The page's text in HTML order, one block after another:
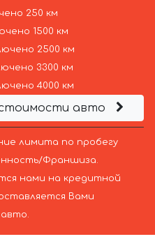
250 км
1500 км
2500 км
3300 км
4000 км
авто
лимита по пробегу
Франшиза.
нами на кредитной
Вами